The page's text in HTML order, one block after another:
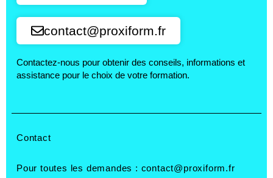
contact@proxiform.fr
Contactez-nous pour obtenir des conseils, informations et
assistance pour le choix de votre formation.
Contact
Pour toutes les demandes : contact@proxiform.fr